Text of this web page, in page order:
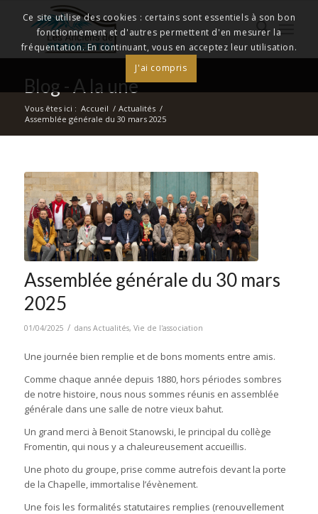
Blog - A la une
Vous êtes ici : Accueil / Actualités /
Assemblée générale du 30 mars 2025
Assemblée générale du 30 mars
2025
01/04/2025 / dans Actualités, Vie de l'association
Une journée bien remplie et de bons moments entre amis.
Comme chaque année depuis 1880, hors périodes sombres
de notre histoire, nous nous sommes réunis en assemblée
générale dans une salle de notre vieux bahut.
Un grand merci à Benoit Stanowski, le principal du collège
Fromentin, qui nous y a chaleureusement accueillis.
Une photo du groupe, prise comme autrefois devant la porte
de la Chapelle, immortalise l’évènement.
Une fois les formalités statutaires remplies (renouvellement
Ce site utilise des cookies : certains sont essentiels à son bon
fonctionnement et d'autres permettent d'en mesurer la
fréquentation. En continuant, vous en acceptez leur utilisation.
J'ai compris